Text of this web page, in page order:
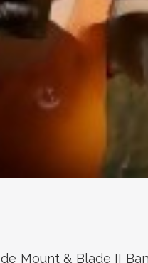
Mount & Blade II